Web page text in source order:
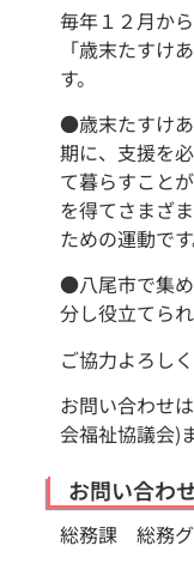
毎年１２月か
「歳末たすけ
す。
●歳末たすけ
期に、支援を
て暮らすこと
を得てさまざ
ための運動です
●八尾市で集
分し役立てられ
ご協力よろし
お問い合わせ
会福祉協議会)
お問い合わ
総務課 総務